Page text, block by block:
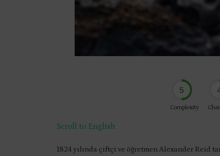
5
Complexity
Scroll to English
1824 yılında çiftçi ve öğretmen Alexander Reid